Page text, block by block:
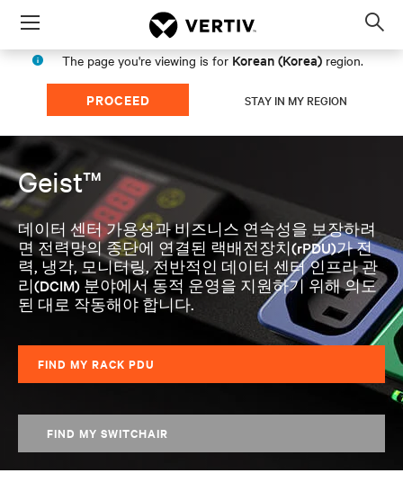
Menu
The page you're viewing is for Korean (Korea) region.
PROCEED STAY IN MY REGION
Geist™
데이터 센터 가용성과 비즈니스 연속성을 보장하려
면 전력망의 종단에 연결된 랙배전장치(rPDU)가 전
력, 냉각, 모니터링, 전반적인 데이터 센터 인프라 관
리(DCIM) 분야에서 동적 운영을 지원하기 위해 의도
된 대로 작동해야 합니다.
FIND MY RACK PDU
FIND MY SWITCHAIR